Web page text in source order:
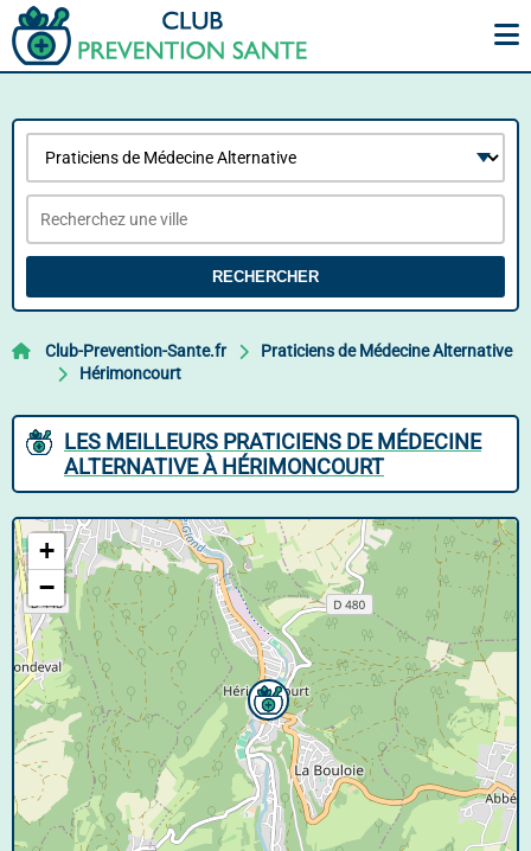
RECHERCHER
Club-Prevention-Sante.fr
Praticiens de Médecine Alternative
Hérimoncourt
LES MEILLEURS PRATICIENS DE MÉDECINE
ALTERNATIVE À HÉRIMONCOURT
+
−